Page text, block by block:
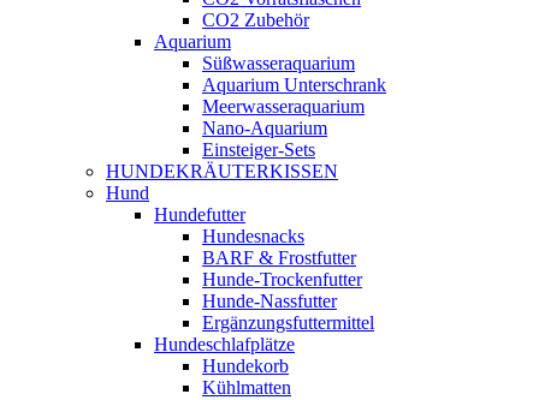
CO2 Zubehör
Aquarium
Süßwasseraquarium
Aquarium Unterschrank
Meerwasseraquarium
Nano-Aquarium
Einsteiger-Sets
HUNDEKRÄUTERKISSEN
Hund
Hundefutter
Hundesnacks
BARF & Frostfutter
Hunde-Trockenfutter
Hunde-Nassfutter
Ergänzungsfuttermittel
Hundeschlafplätze
Hundekorb
Kühlmatten